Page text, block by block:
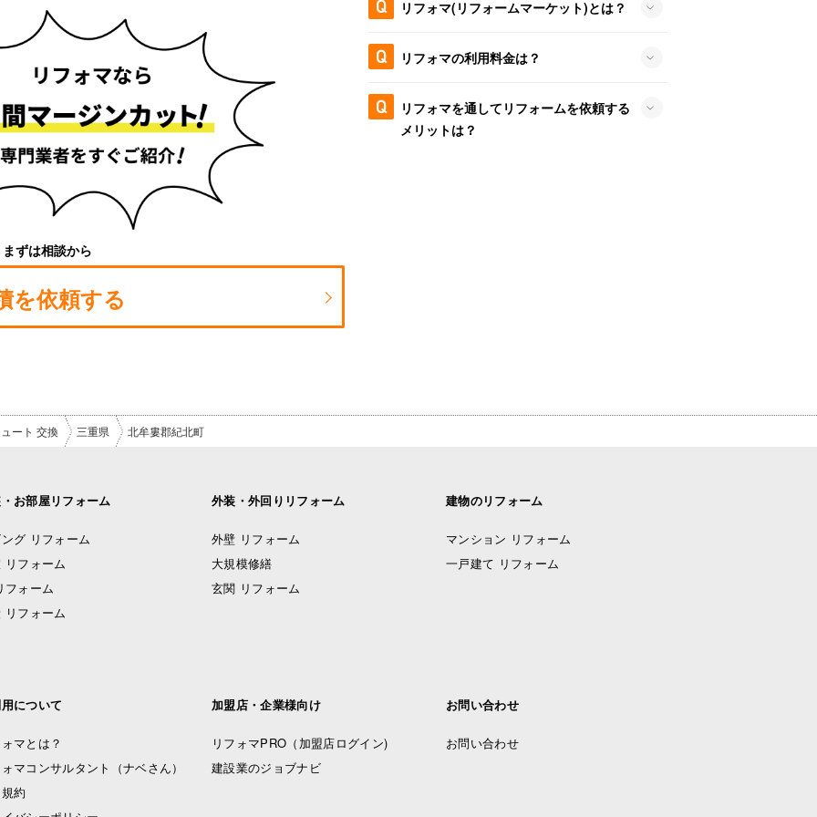
まずは相談から
を依頼する
リフォマ(リフォームマーケット)とは？
リフォマの利用料金は？
リフォマを通してリフォームを依頼する
メリットは？
ート 交換 三重県 北牟婁郡紀北町
お部屋リフォーム
グ リフォーム
リフォーム
フォーム
リフォーム
外装・外回りリフォーム
外壁 リフォーム
大規模修繕
玄関 リフォーム
建物のリフォーム
マンション リフォーム
一戸建て リフォーム
について
マとは？
マコンサルタント（ナベさん）
約
加盟店・企業様向け
リフォマPRO （加盟店ログイン)
建設業のジョブナビ
お問い合わせ
お問い合わせ